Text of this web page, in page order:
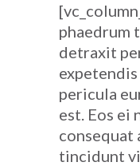
phaedrum
detraxit
pericula
est. Eos ei
consequat
tincidunt